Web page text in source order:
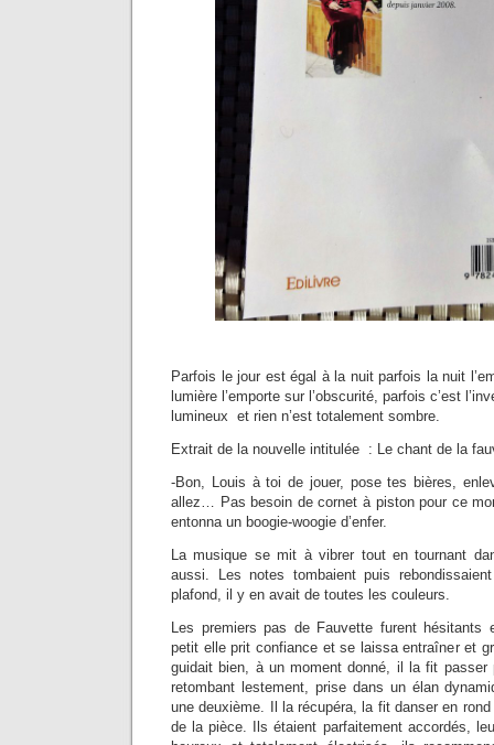
Parfois le jour est égal à la nuit parfois la nuit
lumière l’emporte sur l’obscurité, parfois c’est
lumineux et rien n’est totalement sombre.
Extrait de la nouvelle intitulée : Le chant de la
-Bon, Louis à toi de jouer, pose tes bières,
allez… Pas besoin de cornet à piston pour ce
entonna un boogie-woogie d’enfer.
La musique se mit à vibrer tout en tournant
aussi. Les notes tombaient puis
plafond, il y en avait de toutes les couleurs.
Les premiers pas de Fauvette furent hésitants
petit elle prit confiance et se laissa entraîner et
guidait bien, à un moment donné, il la fit passer
retombant lestement, prise dans un élan
une deuxième. Il la récupéra, la fit danser en
de la pièce. Ils étaient parfaitement accordés,